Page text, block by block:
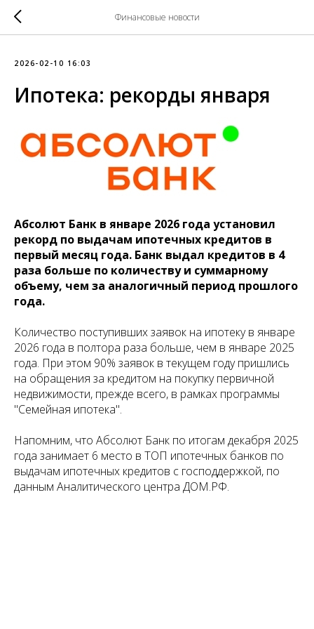
Финансовые новости
2026-02-10 16:03
Ипотека: рекорды января
Абсолют Банк в январе 2026 года установил
рекорд по выдачам ипотечных кредитов в
первый месяц года. Банк выдал кредитов в 4
раза больше по количеству и суммарному
объему, чем за аналогичный период прошлого
года.
Количество поступивших заявок на ипотеку в январе
2026 года в полтора раза больше, чем в январе 2025
года. При этом 90% заявок в текущем году пришлись
на обращения за кредитом на покупку первичной
недвижимости, прежде всего, в рамках программы
"Семейная ипотека".
Напомним, что Абсолют Банк по итогам декабря 2025
года занимает 6 место в ТОП ипотечных банков по
выдачам ипотечных кредитов с господдержкой, по
данным Аналитического центра ДОМ.РФ.